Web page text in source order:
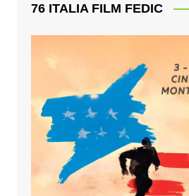
76 ITALIA FILM FEDIC